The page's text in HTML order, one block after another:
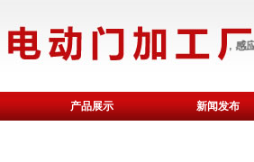
廊坊电动门，电动伸缩门，车库门，感应门
产品展示 新闻发布